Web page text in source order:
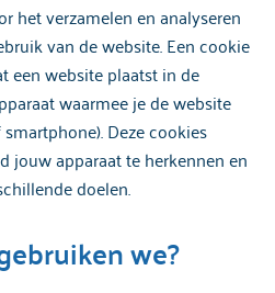
het verzamelen en analyseren
van de website. Een cookie
een website plaatst in de
waarmee je de website
Deze cookies
jouw apparaat te herkennen en
doelen.
we?